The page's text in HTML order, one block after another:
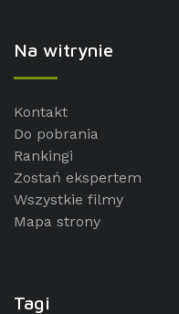
Na witrynie
Kontakt
Do pobrania
Rankingi
Zostań ekspertem
Wszystkie filmy
Mapa strony
Tagi